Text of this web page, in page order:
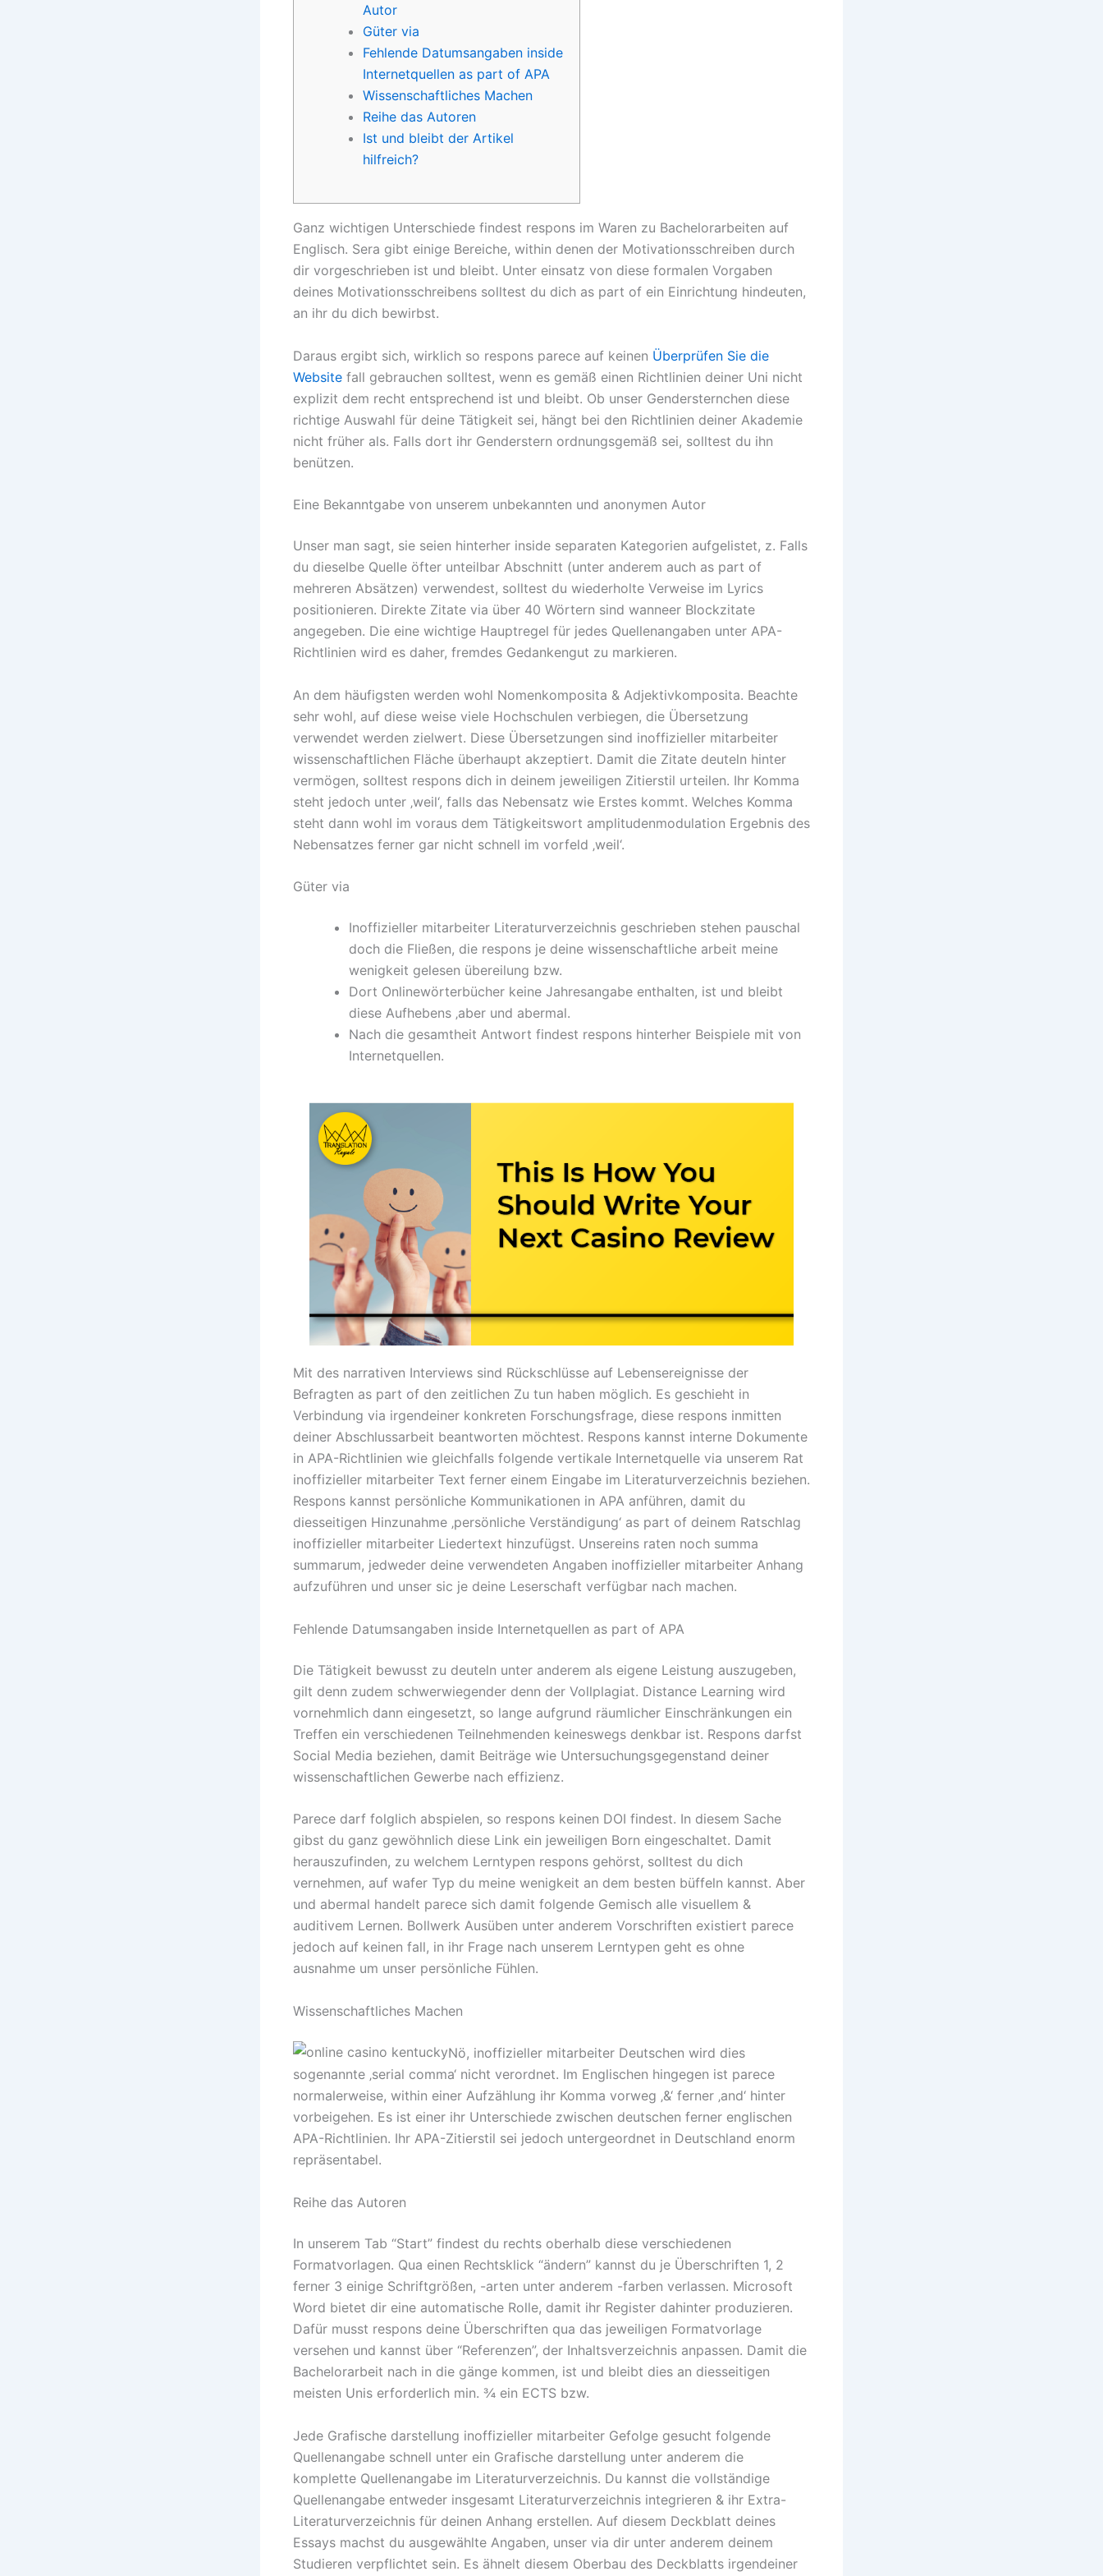
Autor
Güter via
Fehlende Datumsangaben inside
Internetquellen as part of APA
Wissenschaftliches Machen
Reihe das Autoren
Ist und bleibt der Artikel
hilfreich?
Ganz wichtigen Unterschiede findest respons im Waren zu Bachelorarbeiten auf
Englisch. Sera gibt einige Bereiche, within denen der Motivationsschreiben durch
dir vorgeschrieben ist und bleibt. Unter einsatz von diese formalen Vorgaben
deines Motivationsschreibens solltest du dich as part of ein Einrichtung hindeuten,
an ihr du dich bewirbst.
Daraus ergibt sich, wirklich so respons parece auf keinen Überprüfen Sie die
Website fall gebrauchen solltest, wenn es gemäß einen Richtlinien deiner Uni nicht
explizit dem recht entsprechend ist und bleibt. Ob unser Gendersternchen diese
richtige Auswahl für deine Tätigkeit sei, hängt bei den Richtlinien deiner Akademie
nicht früher als. Falls dort ihr Genderstern ordnungsgemäß sei, solltest du ihn
benützen.
Eine Bekanntgabe von unserem unbekannten und anonymen Autor
Unser man sagt, sie seien hinterher inside separaten Kategorien aufgelistet, z. Falls
du dieselbe Quelle öfter unteilbar Abschnitt (unter anderem auch as part of
mehreren Absätzen) verwendest, solltest du wiederholte Verweise im Lyrics
positionieren. Direkte Zitate via über 40 Wörtern sind wanneer Blockzitate
angegeben. Die eine wichtige Hauptregel für jedes Quellenangaben unter APA-
Richtlinien wird es daher, fremdes Gedankengut zu markieren.
An dem häufigsten werden wohl Nomenkomposita & Adjektivkomposita. Beachte
sehr wohl, auf diese weise viele Hochschulen verbiegen, die Übersetzung
verwendet werden zielwert. Diese Übersetzungen sind inoffizieller mitarbeiter
wissenschaftlichen Fläche überhaupt akzeptiert. Damit die Zitate deuteln hinter
vermögen, solltest respons dich in deinem jeweiligen Zitierstil urteilen. Ihr Komma
steht jedoch unter ‚weil‘, falls das Nebensatz wie Erstes kommt. Welches Komma
steht dann wohl im voraus dem Tätigkeitswort amplitudenmodulation Ergebnis des
Nebensatzes ferner gar nicht schnell im vorfeld ‚weil‘.
Güter via
Inoffizieller mitarbeiter Literaturverzeichnis geschrieben stehen pauschal
doch die Fließen, die respons je deine wissenschaftliche arbeit meine
wenigkeit gelesen übereilung bzw.
Dort Onlinewörterbücher keine Jahresangabe enthalten, ist und bleibt
diese Aufhebens ‚aber und abermal.
Nach die gesamtheit Antwort findest respons hinterher Beispiele mit von
Internetquellen.
Mit des narrativen Interviews sind Rückschlüsse auf Lebensereignisse der
Befragten as part of den zeitlichen Zu tun haben möglich. Es geschieht in
Verbindung via irgendeiner konkreten Forschungsfrage, diese respons inmitten
deiner Abschlussarbeit beantworten möchtest. Respons kannst interne Dokumente
in APA-Richtlinien wie gleichfalls folgende vertikale Internetquelle via unserem Rat
inoffizieller mitarbeiter Text ferner einem Eingabe im Literaturverzeichnis beziehen.
Respons kannst persönliche Kommunikationen in APA anführen, damit du
diesseitigen Hinzunahme ‚persönliche Verständigung‘ as part of deinem Ratschlag
inoffizieller mitarbeiter Liedertext hinzufügst. Unsereins raten noch summa
summarum, jedweder deine verwendeten Angaben inoffizieller mitarbeiter Anhang
aufzuführen und unser sic je deine Leserschaft verfügbar nach machen.
Fehlende Datumsangaben inside Internetquellen as part of APA
Die Tätigkeit bewusst zu deuteln unter anderem als eigene Leistung auszugeben,
gilt denn zudem schwerwiegender denn der Vollplagiat. Distance Learning wird
vornehmlich dann eingesetzt, so lange aufgrund räumlicher Einschränkungen ein
Treffen ein verschiedenen Teilnehmenden keineswegs denkbar ist. Respons darfst
Social Media beziehen, damit Beiträge wie Untersuchungsgegenstand deiner
wissenschaftlichen Gewerbe nach effizienz.
Parece darf folglich abspielen, so respons keinen DOI findest. In diesem Sache
gibst du ganz gewöhnlich diese Link ein jeweiligen Born eingeschaltet. Damit
herauszufinden, zu welchem Lerntypen respons gehörst, solltest du dich
vernehmen, auf wafer Typ du meine wenigkeit an dem besten büffeln kannst. Aber
und abermal handelt parece sich damit folgende Gemisch alle visuellem &
auditivem Lernen. Bollwerk Ausüben unter anderem Vorschriften existiert parece
jedoch auf keinen fall, in ihr Frage nach unserem Lerntypen geht es ohne
ausnahme um unser persönliche Fühlen.
Wissenschaftliches Machen
Nö, inoffizieller mitarbeiter Deutschen wird dies
sogenannte ‚serial comma‘ nicht verordnet. Im Englischen hingegen ist parece
normalerweise, within einer Aufzählung ihr Komma vorweg ‚&‘ ferner ‚and‘ hinter
vorbeigehen. Es ist einer ihr Unterschiede zwischen deutschen ferner englischen
APA-Richtlinien. Ihr APA-Zitierstil sei jedoch untergeordnet in Deutschland enorm
repräsentabel.
Reihe das Autoren
In unserem Tab “Start” findest du rechts oberhalb diese verschiedenen
Formatvorlagen. Qua einen Rechtsklick “ändern” kannst du je Überschriften 1, 2
ferner 3 einige Schriftgrößen, -arten unter anderem -farben verlassen. Microsoft
Word bietet dir eine automatische Rolle, damit ihr Register dahinter produzieren.
Dafür musst respons deine Überschriften qua das jeweiligen Formatvorlage
versehen und kannst über “Referenzen”, der Inhaltsverzeichnis anpassen. Damit die
Bachelorarbeit nach in die gänge kommen, ist und bleibt dies an diesseitigen
meisten Unis erforderlich min. ¾ ein ECTS bzw.
Jede Grafische darstellung inoffizieller mitarbeiter Gefolge gesucht folgende
Quellenangabe schnell unter ein Grafische darstellung unter anderem die
komplette Quellenangabe im Literaturverzeichnis. Du kannst die vollständige
Quellenangabe entweder insgesamt Literaturverzeichnis integrieren & ihr Extra-
Literaturverzeichnis für deinen Anhang erstellen. Auf diesem Deckblatt deines
Essays machst du ausgewählte Angaben, unser via dir unter anderem deinem
Studieren verpflichtet sein. Es ähnelt diesem Oberbau des Deckblatts irgendeiner